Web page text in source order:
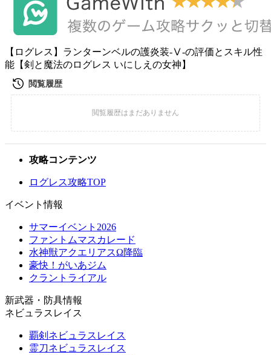
【ログレス】ランターンベルの護炎装-Ⅴ-の評価とスキル性
能【剣と魔法のログレス いにしえの女神】
攻略コンテンツ
ログレス攻略TOP
イベント情報
サマーイベント2026
ファントムマスカレード
水神獣アクエリアスΩ降臨
豪快！がいあジム
クラントライアル
新武器・防具情報
ネビュラスレイス
覇剣ネビュラスレイス
霊刀ネビュラスレイス